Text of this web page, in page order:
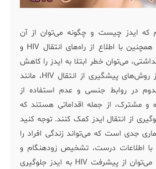
که ایدز چیست و چگونه می‌توان از آن
پیشگیری کرد. همچنین با اطلاع از راه‌های انتقال HIV و
می‌توان خطر ابتلا به ایدز را کاهش
داد. استفاده از روش‌های پیشگیری از انتقال HIV، مانند
در روابط جنسی و عدم استفاده از
و مشترک، از جمله اقداماتی هستند که
از انتقال ایدز کمک کنند. توجه کنید
جدی است که می‌تواند زندگی افراد را
با اطلاعات درست، تشخیص زودهنگام و
درمان مناسب، می‌توان از پیشرفت HIV به ایدز جلوگیری